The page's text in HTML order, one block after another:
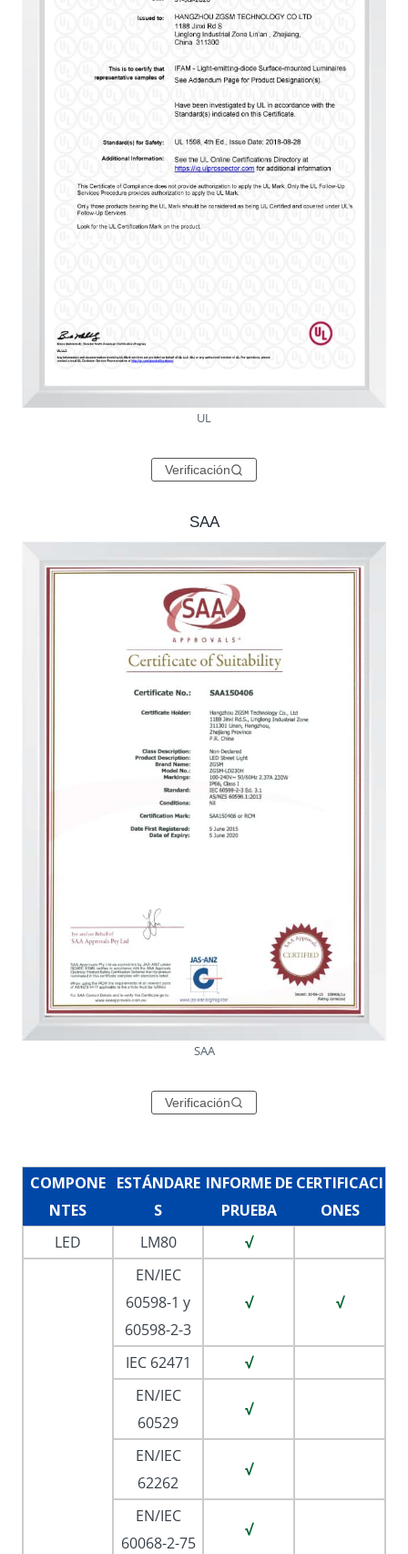
UL
Verificación
SAA
SAA
Verificación
COMPONE
NTES
ESTÁNDARE
S
INFORME DE
PRUEBA
CERTIFICACI
ONES
LED
LM80 √
EN/IEC
60598-1 y
60598-2-3
√ √
IEC 62471
√
EN/IEC
60529
√
EN/IEC
62262
√
EN/IEC
60068-2-75
√